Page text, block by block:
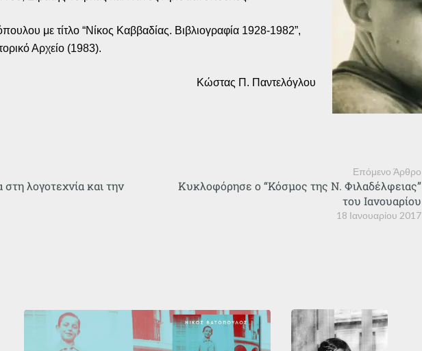
με τίτλο “Νίκος Καββαδίας. Βιβλιογραφία 1928-1982”,
Αρχείο (1983).
Κώστας Π. Παντελόγλου
λογοτεχνία και την
Επόμενο Άρθρο
18 Ιανουαρίου 2017
Κυκλοφόρησε ο “Κόσμος της Ν. Φιλαδέλφειας”
του Ιανουαρίου